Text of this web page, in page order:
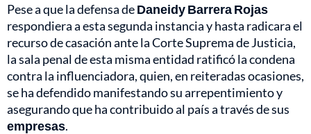
Pese a que la defensa deDaneidy Barrera Rojas
respondiera a esta segunda instancia y hasta radicara el
recurso de casación ante la Corte Suprema de Justicia,
la sala penal de esta misma entidad ratificó la condena
contra la influenciadora, quien, en reiteradas ocasiones,
se ha defendido manifestando su arrepentimiento y
asegurando que ha contribuido al país a través de sus
empresas.